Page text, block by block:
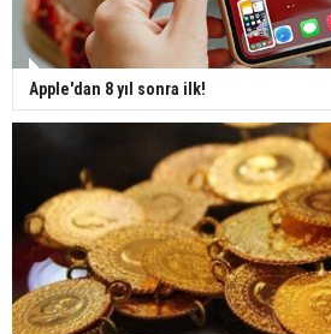
Apple'dan 8 yıl sonra ilk!